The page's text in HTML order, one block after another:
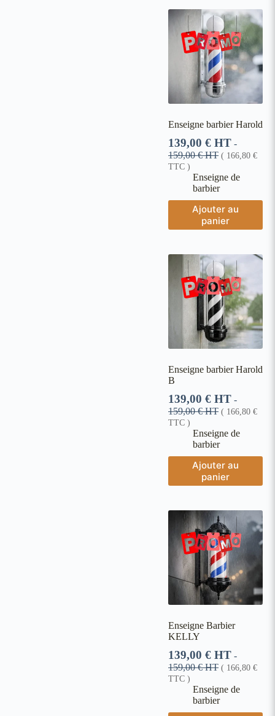
Enseigne barbier Harold
139,00 € HT -
159,00€HT ( 166,80 €
TTC )
Enseigne de
barbier
Ajouter au
panier
Enseigne barbier Harold
B
139,00 € HT -
159,00€HT ( 166,80 €
TTC )
Enseigne de
barbier
Ajouter au
panier
Enseigne Barbier
KELLY
139,00 € HT -
159,00€HT ( 166,80 €
TTC )
Enseigne de
barbier